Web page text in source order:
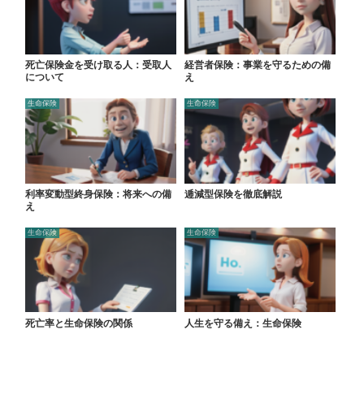
死亡保険金を受け取る人：受取人
について
経営者保険：事業を守るための備
え
生命保険
利率変動型終身保険：将来への備
え
生命保険
逓減型保険を徹底解説
生命保険
死亡率と生命保険の関係
生命保険
人生を守る備え：生命保険